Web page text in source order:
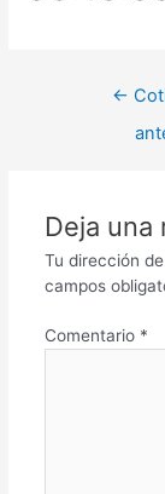
←
Deja una
Tu dirección
campos
Comentario *